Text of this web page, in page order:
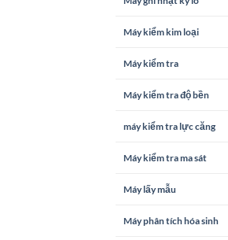
Máy kiểm kim loại
Máy kiểm tra
Máy kiểm tra độ bền
máy kiểm tra lực căng
Máy kiểm tra ma sát
Máy lấy mẫu
Máy phân tích hóa sinh